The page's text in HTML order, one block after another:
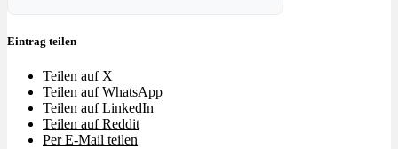
Eintrag teilen
Teilen auf X
Teilen auf WhatsApp
Teilen auf LinkedIn
Teilen auf Reddit
Per E-Mail teilen